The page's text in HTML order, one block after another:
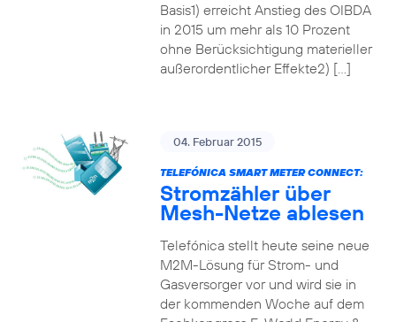
Basis1) erreicht Anstieg des OIBDA
in 2015 um mehr als 10 Prozent
ohne Berücksichtigung materieller
außerordentlicher Effekte2) […]
04. Februar 2015
TELEFÓNICA SMART METER CONNECT:
Stromzähler über
Mesh-Netze ablesen
Telefónica stellt heute seine neue
M2M-Lösung für Strom- und
Gasversorger vor und wird sie in
der kommenden Woche auf dem